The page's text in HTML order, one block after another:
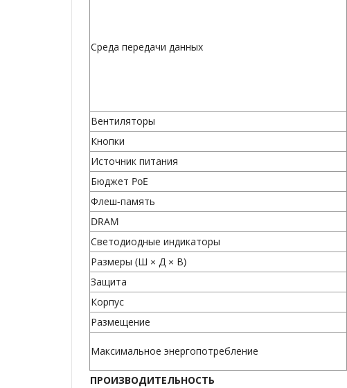
Среда передачи данных
Вентиляторы
Кнопки
Источник питания
Бюджет PoE
Флеш-память
DRAM
Светодиодные индикаторы
Размеры (Ш × Д × В)
Защита
Корпус
Размещение
Максимальное энергопотребление
ПРОИЗВОДИТЕЛЬНОСТЬ